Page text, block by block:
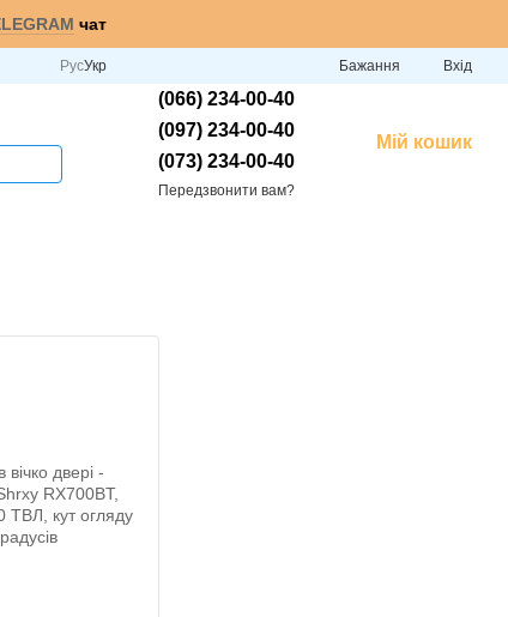
чат
РусУкр Бажання Вхід
(066) 234-00-40
(097) 234-00-40
(073) 234-00-40
Передзвонити вам?
Мій кошик